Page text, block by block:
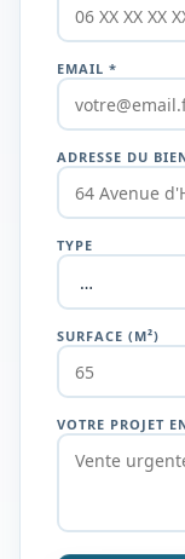
EMAIL *
ADRESSE DU
TYPE
SURFACE (M²)
VOTRE PROJET